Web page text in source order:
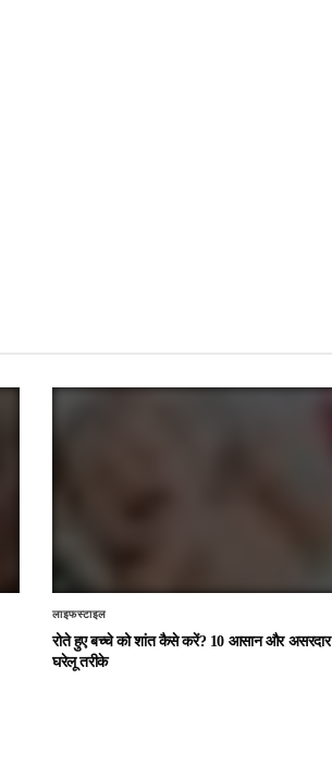
लाइफस्टाइल
रोते हुए बच्चे को शांत कैसे करें? 10 आसान और असरदार
घरेलू तरीके